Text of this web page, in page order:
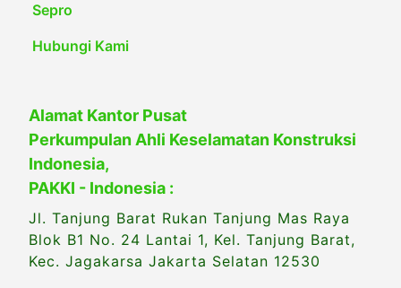
Sepro
Hubungi Kami
Alamat Kantor Pusat
Perkumpulan Ahli Keselamatan Konstruksi
Indonesia,
PAKKI - Indonesia :
Jl. Tanjung Barat Rukan Tanjung Mas Raya
Blok B1 No. 24 Lantai 1, Kel. Tanjung Barat,
Kec. Jagakarsa Jakarta Selatan 12530